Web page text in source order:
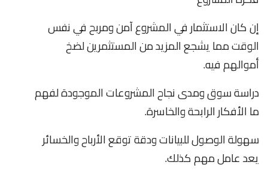
إن كان الاستثمار في المشروع آمن ومربح في نفس
الوقت مما يشجع المزيد من المستثمرين لضخ
أموالهم فيه.
دراسة سوق ومدى نجاح المشروعات الموجودة لفهم
ما الأفكار الرابحة والخاسرة.
سهولة الوصول للبيانات ودقة توقع الأرباح والخسائر
يعد عامل مهم كذلك.